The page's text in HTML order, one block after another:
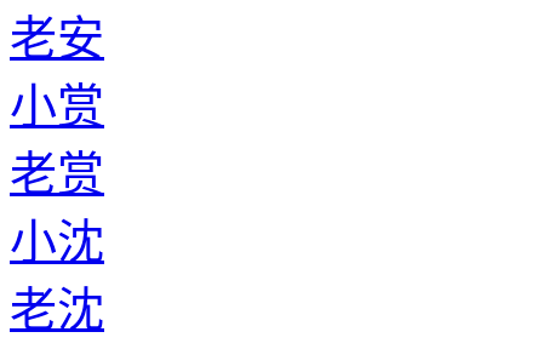
老安
小赏
老赏
小沈
老沈